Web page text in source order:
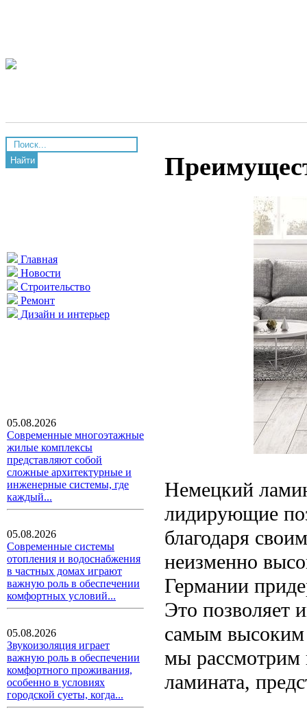
Найти
Главная
Новости
Строительство
Ремонт
Дизайн и интерьер
05.08.2026
Современные многоэтажные
жилые комплексы
представляют собой
сложные архитектурные и
инженерные системы, где
каждый...
05.08.2026
Современные системы
отопления и водоснабжения
в частных домах играют
важную роль в обеспечении
комфортных условий...
05.08.2026
Звукоизоляция играет
важную роль в обеспечении
комфортного проживания,
особенно в условиях
городской суеты, когда...
Немецкий
лидирующие
благодаря
неизменно
Германии
Это позволяет
самым высоким
мы рассмотрим
ламината,